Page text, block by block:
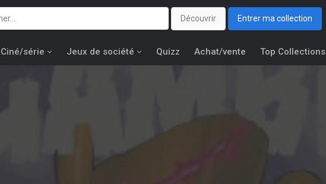
Découvrir Entrer ma collection
Ciné/série Jeux de société Quizz Achat/vente Top Collections